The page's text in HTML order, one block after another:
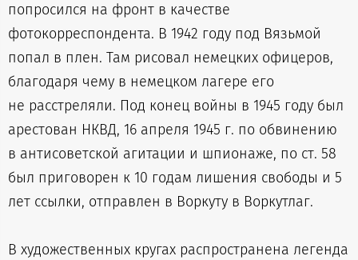
попросился на фронт в качестве
фотокорреспондента. В 1942 году под Вязьмой
попал в плен. Там рисовал немецких офицеров,
благодаря чему в немецком лагере его
не расстреляли. Под конец войны в 1945 году был
арестован НКВД, 16 апреля 1945 г. по обвинению
в антисоветской агитации и шпионаже, по ст. 58
был приговорен к 10 годам лишения свободы и 5
лет ссылки, отправлен в Воркуту в Воркутлаг.
В художественных кругах распространена легенда